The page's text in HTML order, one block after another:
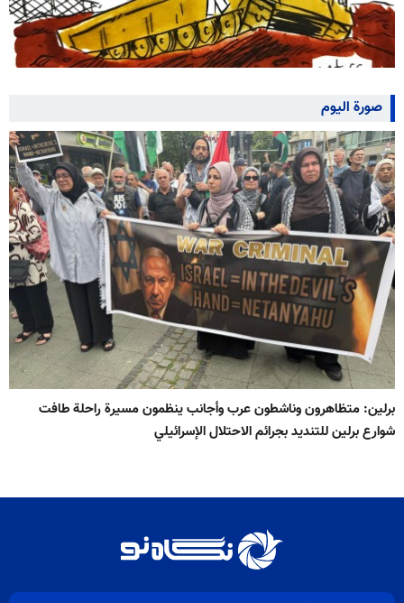
صورة اليوم
برلين: متظاهرون وناشطون عرب وأجانب ينظمون مسيرة راحلة طافت
شوارع برلين للتنديد بجرائم الاحتلال الإسرائيلي